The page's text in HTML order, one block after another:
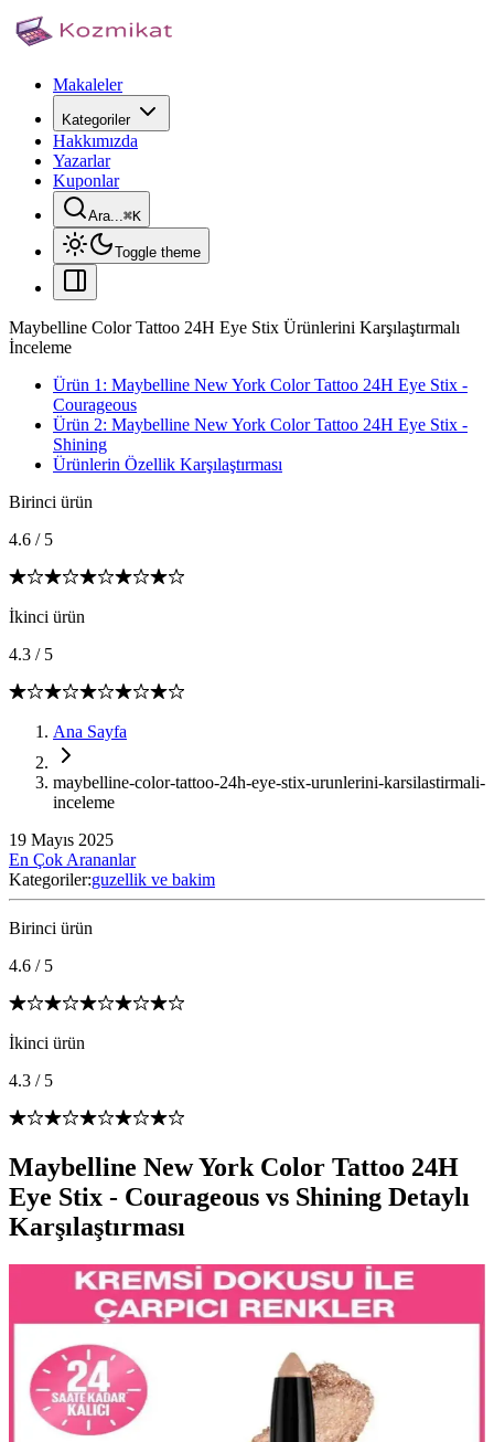
Makaleler
Kategoriler
Hakkımızda
Yazarlar
Kuponlar
Ara...⌘K
Toggle theme
Maybelline Color Tattoo 24H Eye Stix Ürünlerini Karşılaştırmalı
İnceleme
Ürün 1: Maybelline New York Color Tattoo 24H Eye Stix -
Courageous
Ürün 2: Maybelline New York Color Tattoo 24H Eye Stix -
Shining
Ürünlerin Özellik Karşılaştırması
Birinci ürün
4.6 / 5
İkinci ürün
4.3 / 5
Ana Sayfa
maybelline-color-tattoo-24h-eye-stix-urunlerini-karsilastirmali-
inceleme
19 Mayıs 2025
En Çok Arananlar
Kategoriler:guzellik ve bakim
Birinci ürün
4.6 / 5
İkinci ürün
4.3 / 5
Maybelline New York Color Tattoo 24H
Eye Stix - Courageous vs Shining Detaylı
Karşılaştırması